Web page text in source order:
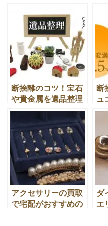
断捨離のコツ！宝石
や貴金属を遺品整理
して買取や換金処分
の仕方とは？
断
ュ
買
アクセサリーの買取
で宅配がおすすめの
ダ
エ